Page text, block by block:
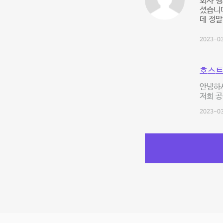
셨습니
데 정
2023-
호스
안녕하
저희
2023-